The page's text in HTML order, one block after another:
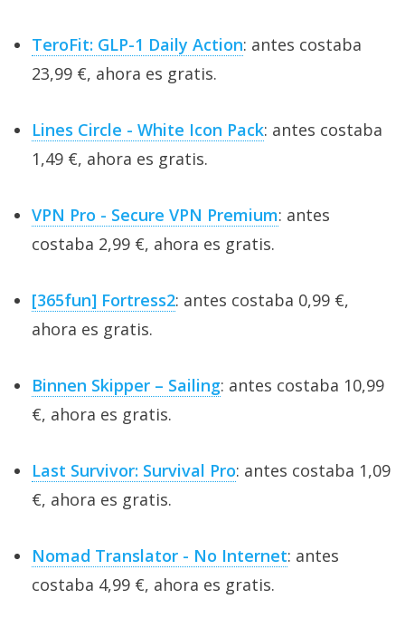
TeroFit: GLP-1 Daily Action: antes costaba
23,99 €, ahora es gratis.
Lines Circle - White Icon Pack: antes costaba
1,49 €, ahora es gratis.
VPN Pro - Secure VPN Premium: antes
costaba 2,99 €, ahora es gratis.
[365fun] Fortress2: antes costaba 0,99 €,
ahora es gratis.
Binnen Skipper – Sailing: antes costaba 10,99
€, ahora es gratis.
Last Survivor: Survival Pro: antes costaba 1,09
€, ahora es gratis.
Nomad Translator - No Internet: antes
costaba 4,99 €, ahora es gratis.